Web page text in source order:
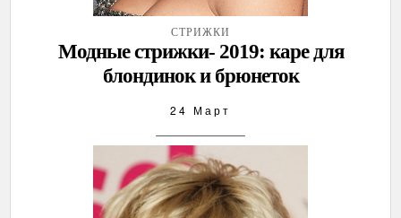
СТРИЖКИ
Модные стрижки- 2019: каре для
блондинок и брюнеток
24 Март